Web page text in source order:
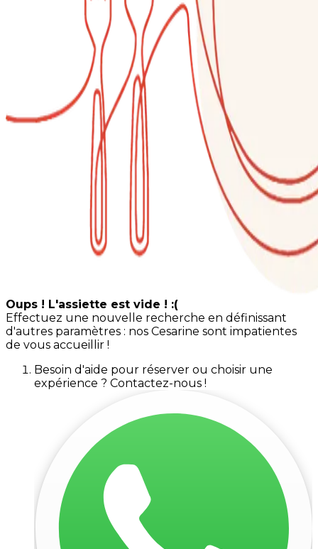
Oups ! L'assiette est vide ! :(
Effectuez une nouvelle recherche en définissant
d'autres paramètres : nos Cesarine sont impatientes
de vous accueillir !
Besoin d'aide pour réserver ou choisir une
expérience ? Contactez-nous !